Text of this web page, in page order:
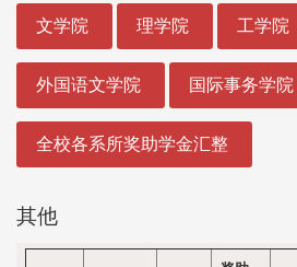
文学院 理学院 工学院
外国语文学院 国际事务学院
全校各系所奖助学金汇整
其他